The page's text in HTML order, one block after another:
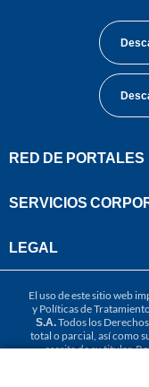
RED DE PORTALES
SERVICIOS
LEGAL
El uso de este sitio web
y Políticas de
S.A.Todos los
total o parcial, así como
escrita de su titular.